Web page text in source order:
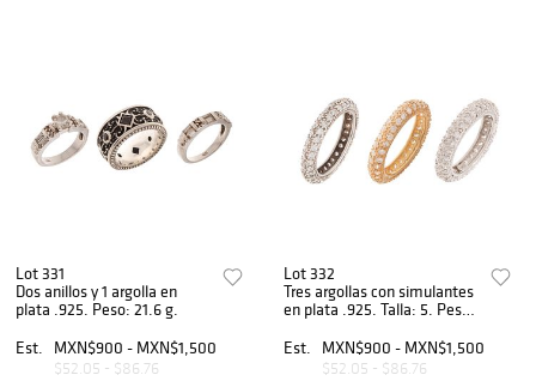
Lot 331
Dos anillos y 1 argolla en
plata .925. Peso: 21.6 g.
Est.
MXN$900 - MXN$1,500
$52.05 - $86.76
Lot 332
Tres argollas con simulantes
en plata .925. Talla: 5. Peso
Est.
MXN$900 - MXN$1,500
$52.05 - $86.76